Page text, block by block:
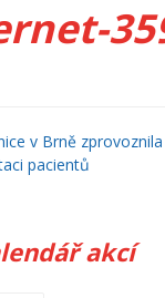
v Brně
pacientů
akcí